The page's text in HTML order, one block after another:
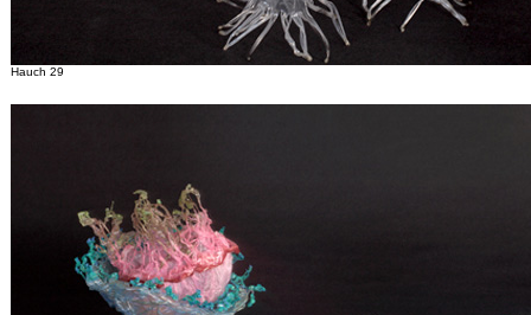
Hauch 29